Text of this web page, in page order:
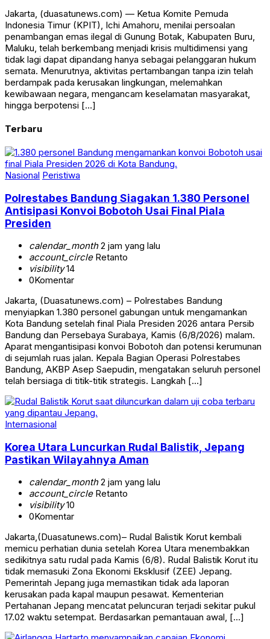
Jakarta, (duasatunews.com) — Ketua Komite Pemuda
Indonesia Timur (KPIT), Ichi Amahoru, menilai persoalan
penambangan emas ilegal di Gunung Botak, Kabupaten Buru,
Maluku, telah berkembang menjadi krisis multidimensi yang
tidak lagi dapat dipandang hanya sebagai pelanggaran hukum
semata. Menurutnya, aktivitas pertambangan tanpa izin telah
berdampak pada kerusakan lingkungan, melemahkan
kewibawaan negara, mengancam keselamatan masyarakat,
hingga berpotensi […]
Terbaru
Nasional Peristiwa
Polrestabes Bandung Siagakan 1.380 Personel
Antisipasi Konvoi Bobotoh Usai Final Piala
Presiden
calendar_month2 jam yang lalu
account_circleRetanto
visibility14
0Komentar
Jakarta, (Duasatunews.com) – Polrestabes Bandung
menyiapkan 1.380 personel gabungan untuk mengamankan
Kota Bandung setelah final Piala Presiden 2026 antara Persib
Bandung dan Persebaya Surabaya, Kamis (6/8/2026) malam.
Aparat mengantisipasi konvoi Bobotoh dan potensi kerumunan
di sejumlah ruas jalan. Kepala Bagian Operasi Polrestabes
Bandung, AKBP Asep Saepudin, mengatakan seluruh personel
telah bersiaga di titik-titik strategis. Langkah […]
Internasional
Korea Utara Luncurkan Rudal Balistik, Jepang
Pastikan Wilayahnya Aman
calendar_month2 jam yang lalu
account_circleRetanto
visibility10
0Komentar
Jakarta,(Duasatunews.com)– Rudal Balistik Korut kembali
memicu perhatian dunia setelah Korea Utara menembakkan
sedikitnya satu rudal pada Kamis (6/8). Rudal Balistik Korut itu
tidak memasuki Zona Ekonomi Eksklusif (ZEE) Jepang.
Pemerintah Jepang juga memastikan tidak ada laporan
kerusakan pada kapal maupun pesawat. Kementerian
Pertahanan Jepang mencatat peluncuran terjadi sekitar pukul
17.02 waktu setempat. Berdasarkan pemantauan awal, […]